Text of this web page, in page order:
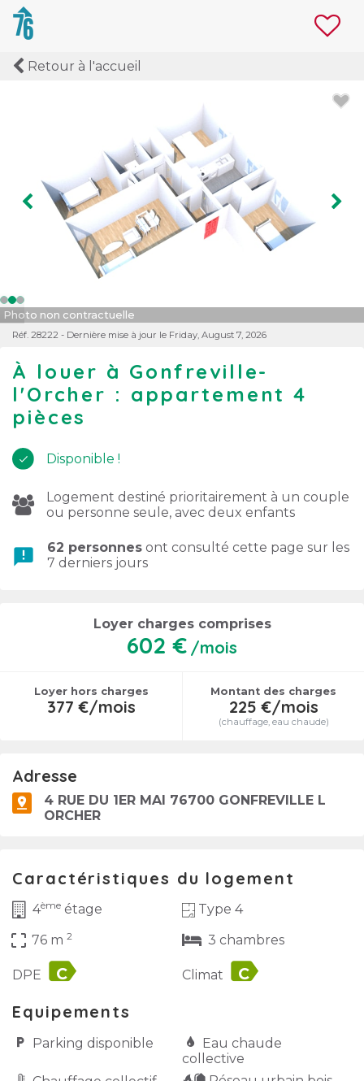
Retour à l'accueil
Photo non contractuelle
Image précédente
Réf. 28222 - Dernière mise à jour le Friday, August 7, 2026
À louer à Gonfreville-
l'Orcher : appartement 4
pièces
Disponible !
Logement destiné prioritairement à un couple
ou personne seule, avec deux enfants
announcement 62 personnes ont consulté cette page sur les
7 derniers jours
Loyer charges comprises
602 € /mois
Loyer hors charges
377 €/mois
Montant des charges
225 €/mois
(chauffage, eau chaude)
Adresse
4 RUE DU 1ER MAI 76700 GONFREVILLE L
ORCHER
Caractéristiques du logement
4ème étage Type 4
crop_free 76 m 2 3 chambres
DPE label Climat label
Equipements
Parking disponible
Eau chaude
collective